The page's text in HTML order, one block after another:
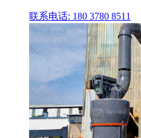
联系电话: 180 3780 8511